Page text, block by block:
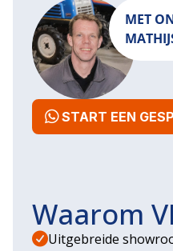
MET
START EEN
Waarom
Uitgebreide